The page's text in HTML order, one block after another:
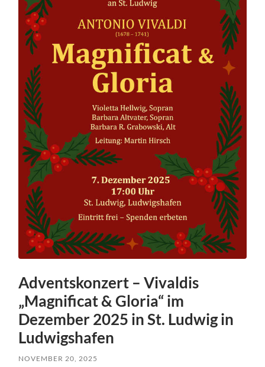
Adventskonzert – Vivaldis
„Magnificat & Gloria“ im
Dezember 2025 in St. Ludwig in
Ludwigshafen
NOVEMBER 20, 2025